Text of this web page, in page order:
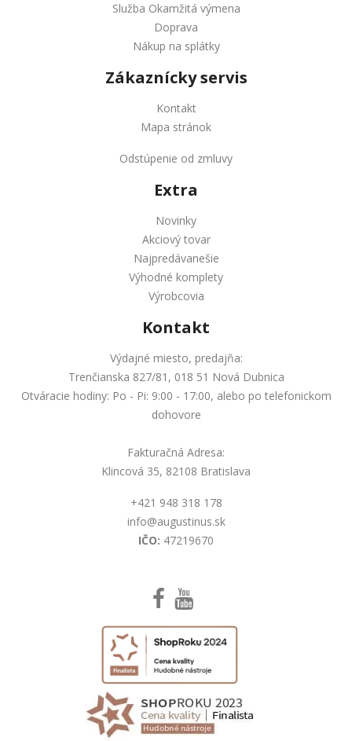
Služba Okamžitá výmena
Doprava
Nákup na splátky
Zákaznícky servis
Kontakt
Mapa stránok
Odstúpenie od zmluvy
Extra
Novinky
Akciový tovar
Najpredávanešie
Výhodné komplety
Výrobcovia
Kontakt
Výdajné miesto, predajňa:
Trenčianska 827/81, 018 51 Nová Dubnica
Otváracie hodiny: Po - Pi: 9:00 - 17:00, alebo po telefonickom
dohovore
Fakturačná Adresa:
Klincová 35, 82108 Bratislava
+421 948 318 178
info@augustinus.sk
IČO: 47219670